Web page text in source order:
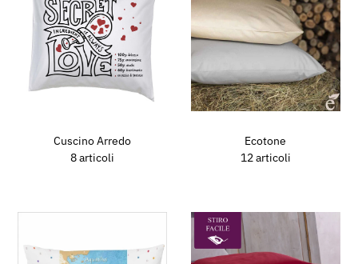
Cuscino Arredo
8 articoli
Ecotone
12 articoli